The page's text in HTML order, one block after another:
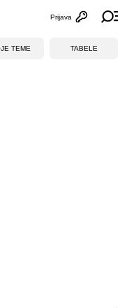
Otvori
Prijava
TEME TABELE